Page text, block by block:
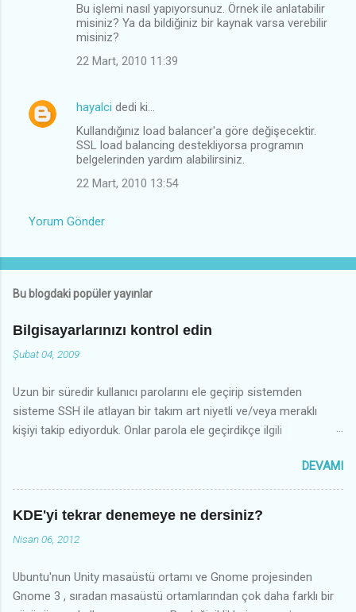
Bu işlemi nasıl yapıyorsunuz. Örnek ile anlatabilir
misiniz? Ya da bildiğiniz bir kaynak varsa verebilir
misiniz?
22 Mart, 2010 11:39
hayalci dedi ki…
Kullandığınız load balancer'a göre değişecektir.
SSL load balancing destekliyorsa programın
belgelerinden yardım alabilirsiniz.
22 Mart, 2010 13:54
Yorum Gönder
Bu blogdaki popüler yayınlar
Bilgisayarlarınızı kontrol edin
Şubat 04, 2009
Uzun bir süredir kullanıcı parolarını ele geçirip sistemden
sisteme SSH ile atlayan bir takım art niyetli ve/veya meraklı
kişiyi takip ediyorduk. Onlar parola ele geçirdikçe ilgili
sağlıyorduk. Ara sıra oynadığımız bu köşe kapmaca fazla sık
olmadığı için elle tutulur çok fazla önlem almamıştık. Bu son bir
girilip, yerel açıklardan faydalanarak pek çok makinada root
olunduğunu fark ettik. Root olduktan sonra saldırganımız, ssh
değiştiriyor; aynı makinaya bağlanan başka kullanıcıların
parolalarını topluyor. ssh istemcisini değiştirerek de, bu ele
DEVAMI
KDE'yi tekrar denemeye ne dersiniz?
Nisan 06, 2012
Ubuntu'nun Unity masaüstü ortamı ve Gnome projesinden
Gnome 3 , sıradan masaüstü ortamlarından çok daha farklı bir